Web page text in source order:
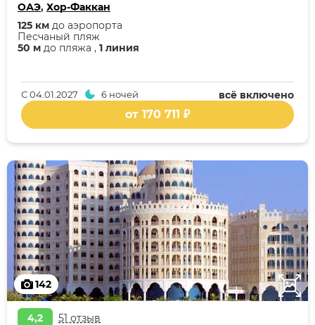
ОАЭ, Хор-Факкан
50 м до пляжа , 1 линия
Песчаный пляж
125 км до аэропорта
всё включено
С04.01.2027 6 ночей
от 170 711 ₽
142
4,2 51 отзыв